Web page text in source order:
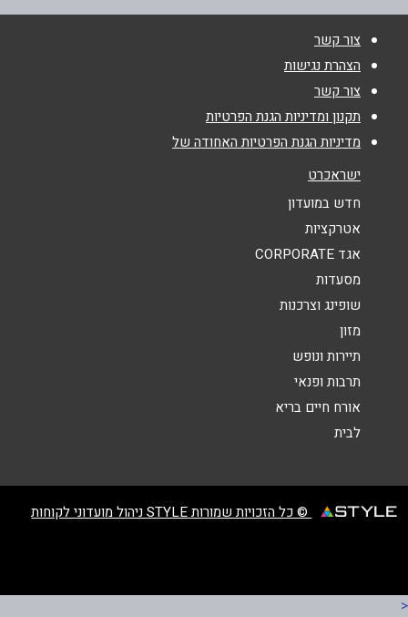
נושא*
אנא חזרו אלי בקשר ל...
צור קשר
הצהרת נגישות
צור קשר
תקנון ומדיניות הגנת הפרטיות
מדיניות הגנת הפרטיות האחודה של
ישראכרט
חדש במועדון
אטרקציות
אגד CORPORATE
מסעדות
שופינג וצרכנות
מזון
תיירות ונופש
תרבות ופנאי
אורח חיים בריא
לבית
© כל הזכויות שמורות STYLE ניהול מועדוני לקוחות
<